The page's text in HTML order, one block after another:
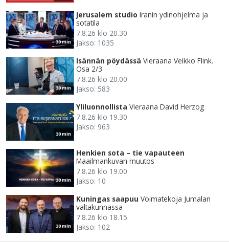
30 min
Jerusalem studio Iranin ydinohjelma ja
sotatila
7.8.26 klo 20.30
Jakso: 1035
30 min
Isännän pöydässä Vieraana Veikko Flink.
Osa 2/3
7.8.26 klo 20.00
Jakso: 583
30 min
Yliluonnollista Vieraana David Herzog
7.8.26 klo 19.30
Jakso: 963
30 min
Henkien sota – tie vapauteen
Maailmankuvan muutos
7.8.26 klo 19.00
Jakso: 10
30 min
Kuningas saapuu Voimatekoja Jumalan
valtakunnassa
7.8.26 klo 18.15
Jakso: 102